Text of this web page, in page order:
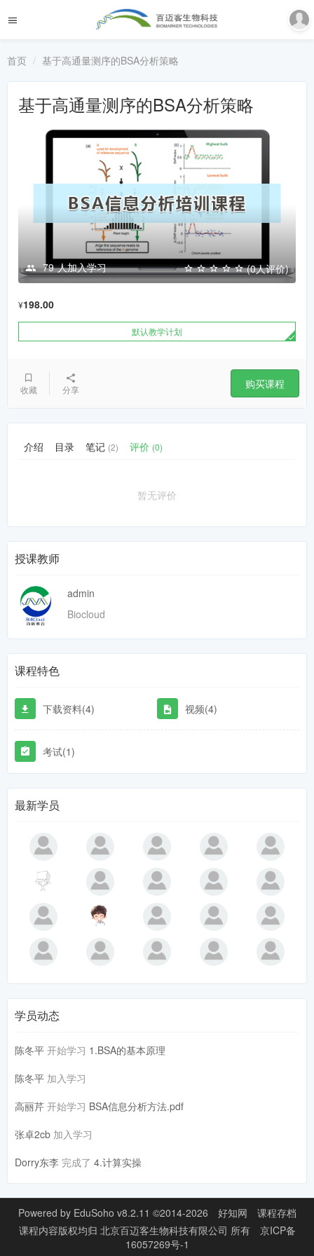
首页 基于高通量测序的BSA分析策略
基于高通量测序的BSA分析策略
79 人加入学习 (0人评价)
¥198.00
默认教学计划
收藏 分享 购买课程
介绍 目录 笔记 (2) 评价 (0)
暂无评价
授课教师
admin
Biocloud
课程特色
下载资料(4) 视频(4)
考试(1)
最新学员
学员动态
陈冬平 开始学习 1.BSA的基本原理
陈冬平 加入学习
高丽芹 开始学习 BSA信息分析方法.pdf
张卓2cb 加入学习
Dorry东李 完成了 4.计算实操
Powered by EduSoho v8.2.11 ©2014-2026 好知网
课程存档
课程内容版权均归 北京百迈客生物科技有限公司 所有
京ICP备
16057269号-1